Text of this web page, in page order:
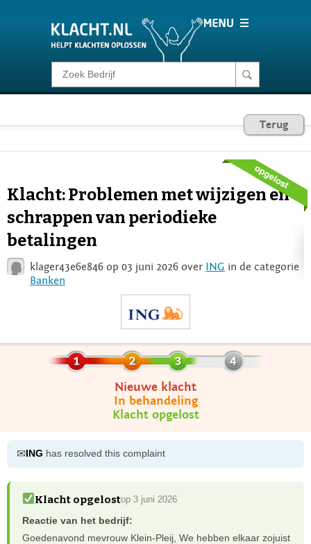
Klacht melden
Consumentenrecht
Login
Terug
Klacht: Problemen met wijzigen en
schrappen van periodieke
betalingen
klager43e6e846 op 03 juni 2026 over ING in de categorie
Banken
Nieuwe klacht
In behandeling
Klacht opgelost
✉ING has resolved this complaint
Klacht opgelostop 3 juni 2026
Reactie van het bedrijf:
Goedenavond mevrouw Klein-Pleij, We hebben elkaar zojuist